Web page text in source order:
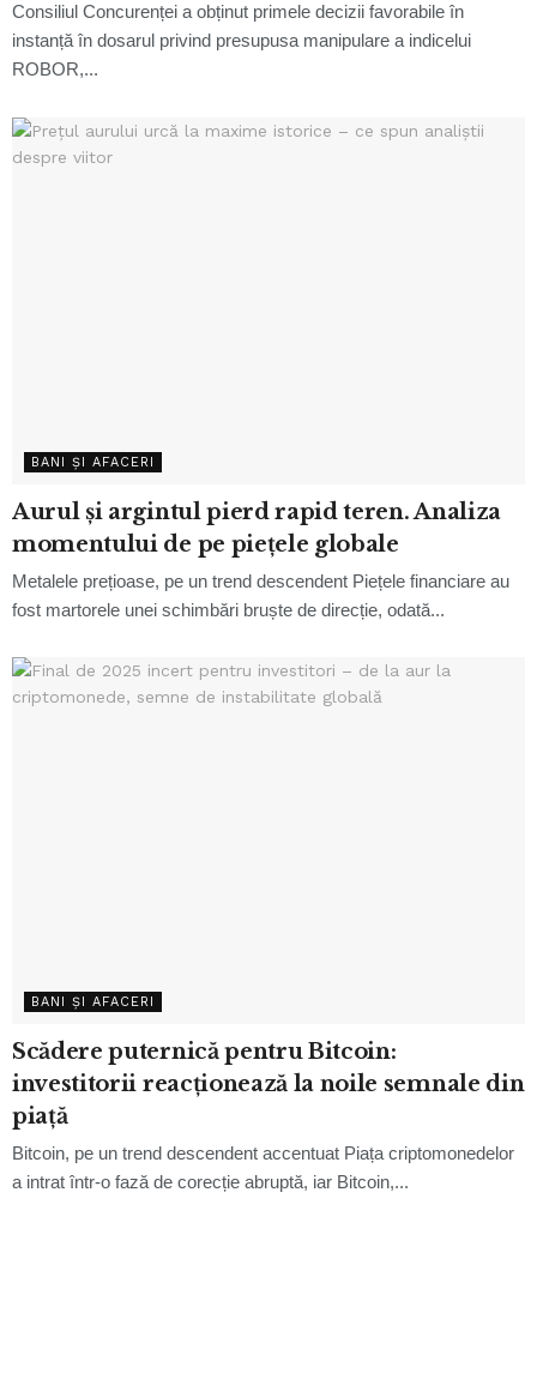
Consiliul Concurenței a obținut primele decizii favorabile în
instanță în dosarul privind presupusa manipulare a indicelui
ROBOR,...
BANI ȘI AFACERI
Aurul și argintul pierd rapid teren. Analiza
momentului de pe piețele globale
Metalele prețioase, pe un trend descendent Piețele financiare au
fost martorele unei schimbări bruște de direcție, odată...
BANI ȘI AFACERI
Scădere puternică pentru Bitcoin:
investitorii reacționează la noile semnale din
piață
Bitcoin, pe un trend descendent accentuat Piața criptomonedelor
a intrat într-o fază de corecție abruptă, iar Bitcoin,...